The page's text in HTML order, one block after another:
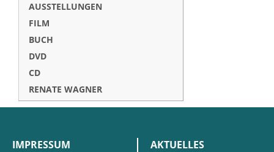
AUSSTELLUNGEN
FILM
BUCH
DVD
CD
RENATE WAGNER
IMPRESSUM
AKTUELLES